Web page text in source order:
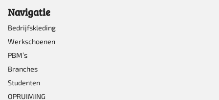
Navigatie
Bedrijfskleding
Werkschoenen
PBM’s
Branches
Studenten
OPRUIMING